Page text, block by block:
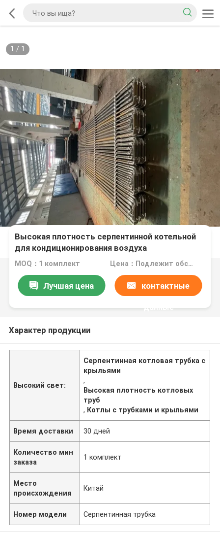
1 / 1
Высокая плотность серпентинной котельной
для кондиционирования воздуха
MOQ：1 комплект Цена：Подлежит обсуждению
Лучшая цена контактные
данные
Характер продукции
Высокий свет:
Серпентинная котловая трубка с
крыльями
,
Высокая плотность котловых
труб
, Котлы с трубками и крыльями
Время доставки 30 дней
Количество мин
заказа
1 комплект
Место
происхождения
Китай
Номер модели Серпентинная трубка